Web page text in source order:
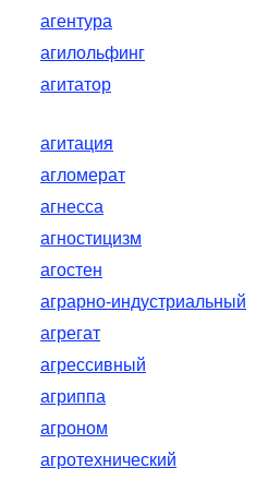
агентура
агилольфинг
агитатор
агитация
агломерат
агнесса
агностицизм
агостен
аграрно-индустриальный
агрегат
агрессивный
агриппа
агроном
агротехнический